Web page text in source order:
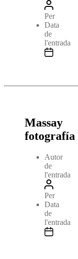
Per
Data
de
l'entrada
Massay
fotografía
Autor
de
l'entrada
Per
Data
de
l'entrada